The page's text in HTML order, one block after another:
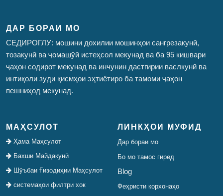
ДАР БОРАИ МО
СЕДИРОГЛУ: мошини дохилии мошинҳои сангрезакунӣ,
тозакунӣ ва ҷомашӯӣ истеҳсол мекунад ва ба 95 кишвари
ҷаҳон содирот мекунад ва инчунин дастгирии васлкунӣ ва
интиқоли зуди қисмҳои эҳтиётиро ба тамоми ҷаҳон
пешниҳод мекунад.
МАҲСУЛОТ
Ҳама Маҳсулот
Бахши Майдакунӣ
Шӯъбаи Ғизодиҳии Маҳсулот
системаҳои филтри хок
ЛИНКҲОИ МУФИД
Дар бораи мо
Бо мо тамос гиред
Blog
Феҳристи корхонаҳо